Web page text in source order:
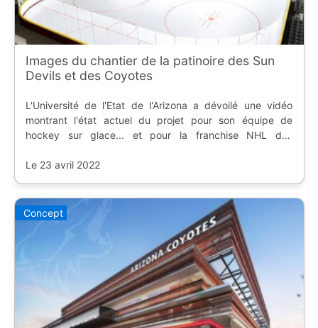
Images du chantier de la patinoire des Sun
Devils et des Coyotes
L'Université de l'Etat de l'Arizona a dévoilé une vidéo
montrant l'état actuel du projet pour son équipe de
hockey sur glace... et pour la franchise NHL des
Le 23 avril 2022
Concept